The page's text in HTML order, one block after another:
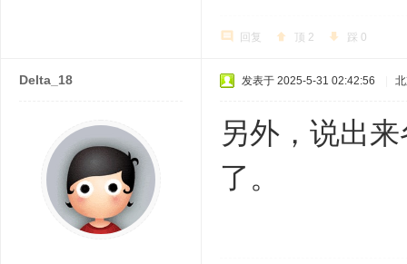
回复 顶 2 踩 0
Delta_18 发表于 2025-5-31 02:42:56
另外，说出
了。